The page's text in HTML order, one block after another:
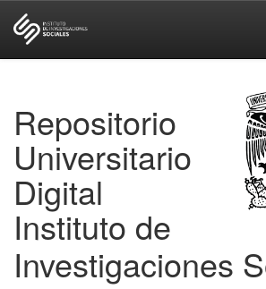
Repositorio
Universitario
Digital
Instituto de
Investigaciones